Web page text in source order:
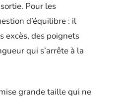
Pour les
d’équilibre : il
excès, des poignets
qui s’arrête à la
grande taille qui ne